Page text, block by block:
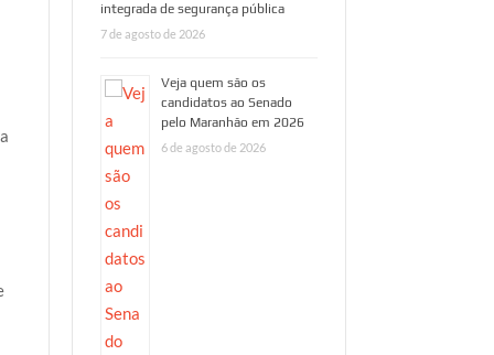
integrada de segurança pública
7 de agosto de 2026
Veja quem são os
candidatos ao Senado
pelo Maranhão em 2026
6 de agosto de 2026